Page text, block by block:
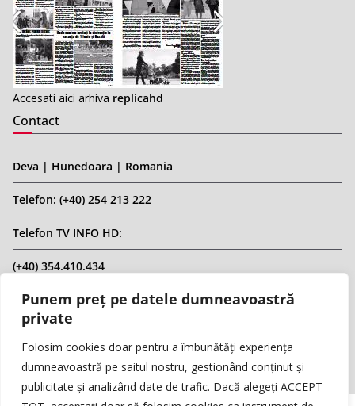
Punem preț pe datele dumneavoastră
private
Folosim cookies doar pentru a îmbunătăți experiența
dumneavoastră pe saitul nostru, gestionând conținut și
publicitate și analizând date de trafic. Dacă alegeți ACCEPT
Accesati aici arhiva replicahd
Contact
Deva | Hunedoara | Romania
Telefon: (+40) 254 213 222
Telefon TV INFO HD:
(+40) 354.410.434
Email: infohd20@gmail.com
Website: www.replicahd.ro